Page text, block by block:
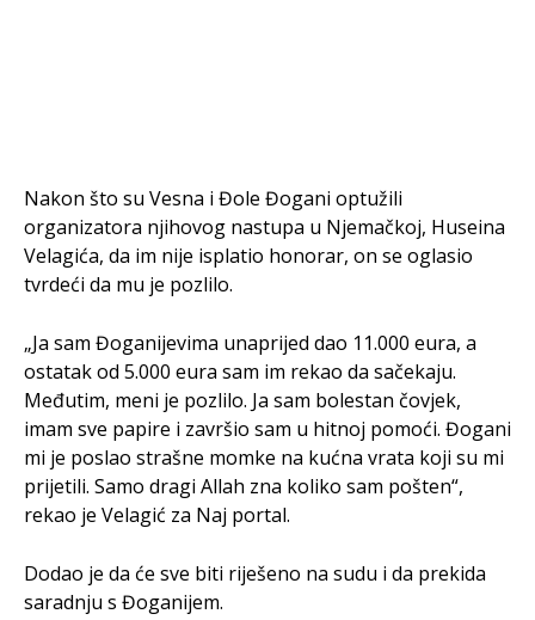
Nakon što su Vesna i Đole Đogani optužili
organizatora njihovog nastupa u Njemačkoj, Huseina
Velagića, da im nije isplatio honorar, on se oglasio
tvrdeći da mu je pozlilo.
„Ja sam Đoganijevima unaprijed dao 11.000 eura, a
ostatak od 5.000 eura sam im rekao da sačekaju.
Međutim, meni je pozlilo. Ja sam bolestan čovjek,
imam sve papire i završio sam u hitnoj pomoći. Đogani
mi je poslao strašne momke na kućna vrata koji su mi
prijetili. Samo dragi Allah zna koliko sam pošten“,
rekao je Velagić za Naj portal.
Dodao je da će sve biti riješeno na sudu i da prekida
saradnju s Đoganijem.